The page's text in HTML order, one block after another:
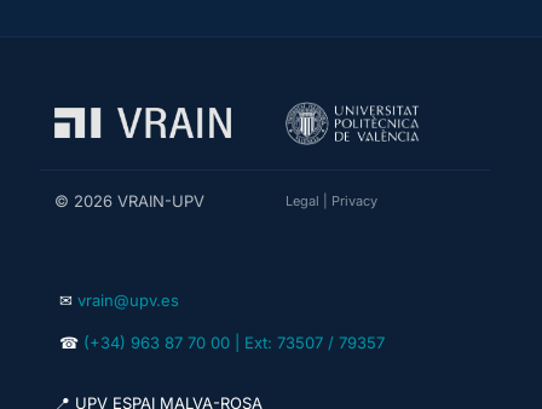
© 2026 VRAIN-UPV Legal Privacy
✉ vrain@upv.es
☎ (+34) 963 87 70 00 | Ext: 73507 / 79357
📍 UPV ESPAI MALVA-ROSA